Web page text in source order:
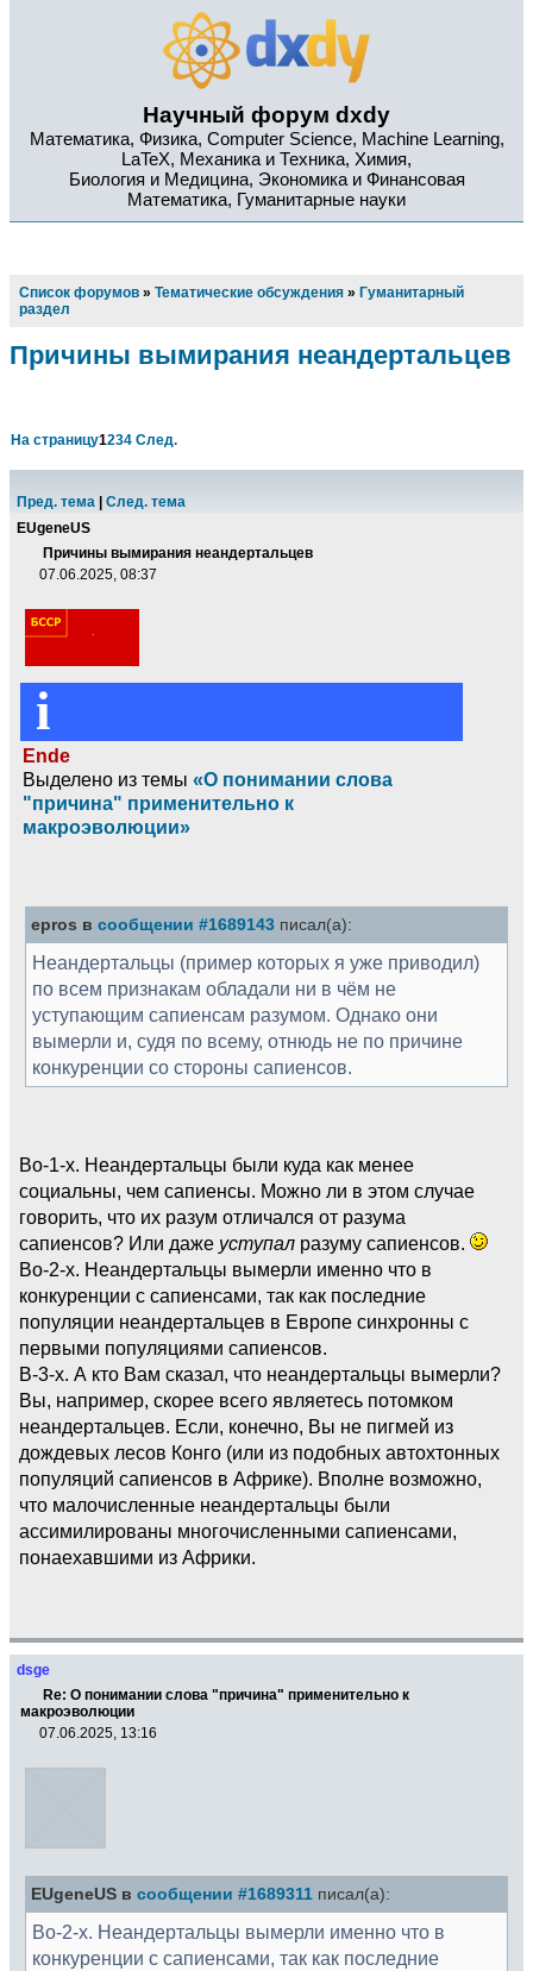
Научный форум dxdy
Математика, Физика, Computer Science, Machine Learning,
LaTeX, Механика и Техника, Химия,
Биология и Медицина, Экономика и Финансовая
Математика, Гуманитарные науки
Список форумов » Тематические обсуждения » Гуманитарный
раздел
Причины вымирания неандертальцев
На страницу1234 След.
Пред. тема
След. тема
EUgeneUS
Причины вымирания неандертальцев
07.06.2025, 08:37
i
Ende
Выделено из темы «О понимании слова
"причина" применительно к
макроэволюции»
epros в сообщении #1689143 писал(а):
Неандертальцы (пример которых я уже приводил)
по всем признакам обладали ни в чём не
уступающим сапиенсам разумом. Однако они
вымерли и, судя по всему, отнюдь не по причине
конкуренции со стороны сапиенсов.
Во-1-х. Неандертальцы были куда как менее
социальны, чем сапиенсы. Можно ли в этом случае
говорить, что их разум отличался от разума
сапиенсов? Или даже уступал разуму сапиенсов.
Во-2-х. Неандертальцы вымерли именно что в
конкуренции с сапиенсами, так как последние
популяции неандертальцев в Европе синхронны с
первыми популяциями сапиенсов.
В-3-х. А кто Вам сказал, что неандертальцы вымерли?
Вы, например, скорее всего являетесь потомком
неандертальцев. Если, конечно, Вы не пигмей из
дождевых лесов Конго (или из подобных автохтонных
популяций сапиенсов в Африке). Вполне возможно,
что малочисленные неандертальцы были
ассимилированы многочисленными сапиенсами,
понаехавшими из Африки.
dsge
Re: О понимании слова "причина" применительно к
макроэволюции
07.06.2025, 13:16
EUgeneUS в сообщении #1689311 писал(а):
Во-2-х. Неандертальцы вымерли именно что в
конкуренции с сапиенсами, так как последние